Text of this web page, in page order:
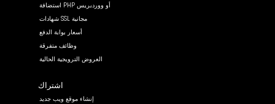
استضافة PHP أو ووردبريس
شهادات SSL مجانية
أسعار بوابة الدفع
وظائف متفرقة
العروض الترويجية الحالية
اشتراك
إنشاء موقع ويب جديد